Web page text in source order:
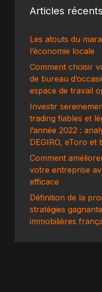
Articles récents
Les atouts du
l’économie locale
Comment choisir
de bureau
espace de travail
Investir
trading fiables et
l’année 2022 :
DEGIRO, eToro et
Comment
votre entreprise
efficace
Définition de la
stratégies
immobilières